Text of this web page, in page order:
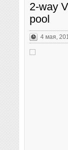
2-way
pool
4 мая,